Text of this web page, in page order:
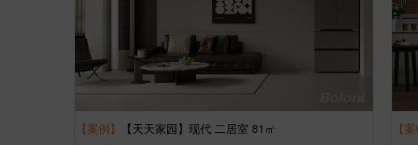
【案例】 【天天家园】现代 二居室 81㎡ 【